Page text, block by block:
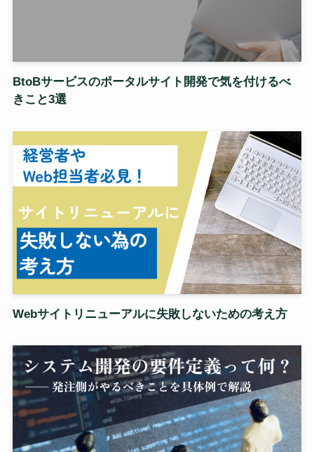
BtoBサービスのポータルサイト開発で気を付けるべ
きこと3選
Webサイトリニューアルに失敗しないための考え方